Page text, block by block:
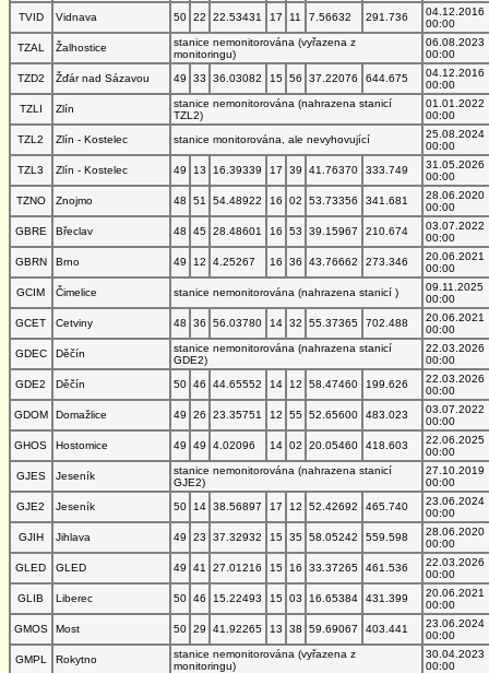
TVID
Vidnava 50 22 22.53431 17 11 7.56632 291.736
04.12.2016
00:00
TZAL
Žalhostice
stanice nemonitorována (vyřazena z
monitoringu)
06.08.2023
00:00
TZD2
Žďár nad Sázavou 49 33 36.03082 15 56 37.22076 644.675
04.12.2016
00:00
TZLI
Zlín
stanice nemonitorována (nahrazena stanicí
TZL2)
01.01.2022
00:00
TZL2
Zlín - Kostelec stanice monitorována, ale nevyhovující
25.08.2024
00:00
TZL3
Zlín - Kostelec 49 13 16.39339 17 39 41.76370 333.749
31.05.2026
00:00
TZNO
Znojmo 48 51 54.48922 16 02 53.73356 341.681
28.06.2020
00:00
GBRE
Břeclav 48 45 28.48601 16 53 39.15967 210.674
03.07.2022
00:00
GBRN
Brno 49 12 4.25267 16 36 43.76662 273.346
20.06.2021
00:00
GCIM
Čimelice stanice nemonitorována (nahrazena stanicí )
09.11.2025
00:00
GCET
Cetviny 48 36 56.03780 14 32 55.37365 702.488
20.06.2021
00:00
GDEC
Děčín
stanice nemonitorována (nahrazena stanicí
GDE2)
22.03.2026
00:00
GDE2
Děčín 50 46 44.65552 14 12 58.47460 199.626
22.03.2026
00:00
GDOM
Domažlice 49 26 23.35751 12 55 52.65600 483.023
03.07.2022
00:00
GHOS
Hostomice 49 49 4.02096 14 02 20.05460 418.603
22.06.2025
00:00
GJES
Jeseník
stanice nemonitorována (nahrazena stanicí
GJE2)
27.10.2019
00:00
GJE2
Jeseník 50 14 38.56897 17 12 52.42692 465.740
23.06.2024
00:00
GJIH
Jihlava 49 23 37.32932 15 35 58.05242 559.598
28.06.2020
00:00
GLED
GLED 49 41 27.01216 15 16 33.37265 461.536
22.03.2026
00:00
GLIB
Liberec 50 46 15.22493 15 03 16.65384 431.399
20.06.2021
00:00
GMOS
Most 50 29 41.92265 13 38 59.69067 403.441
23.06.2024
00:00
GMPL
Rokytno
stanice nemonitorována (vyřazena z
monitoringu)
30.04.2023
00:00